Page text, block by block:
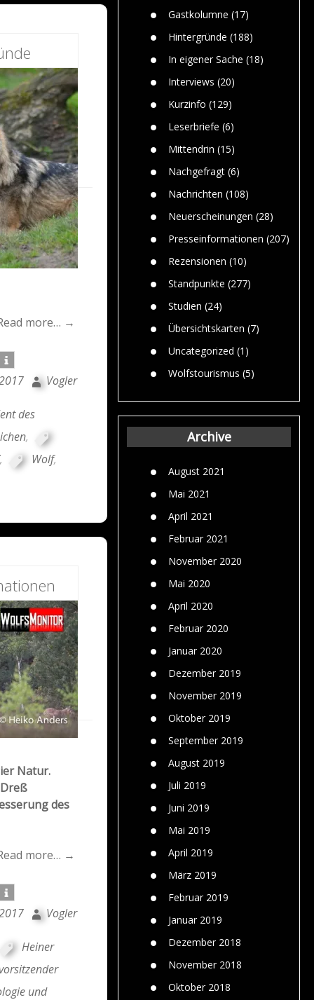
Jim
Warum
Gastkolumne (17)
Hintergründe (188)
In eigener Sache (18)
Interviews (20)
Kurzinfo (129)
Leserbriefe (6)
Mittendrin (15)
Nachgefragt (6)
Nachrichten (108)
Neuerscheinungen (28)
Presseinformationen (207)
Rezensionen (10)
Standpunkte (277)
Studien (24)
Übersichtskarten (7)
Uncategorized (1)
Wolfstourismus (5)
Archive
August 2021
Mai 2021
April 2021
Februar 2021
November 2020
Mai 2020
April 2020
Februar 2020
Januar 2020
Dezember 2019
November 2019
Oktober 2019
September 2019
August 2019
Juli 2019
Juni 2019
Mai 2019
April 2019
März 2019
Februar 2019
Januar 2019
Dezember 2018
November 2018
Oktober 2018
more… →
Vogler
des
,
, Wolf,
Natur.
des
more… →
Vogler
Heiner
und